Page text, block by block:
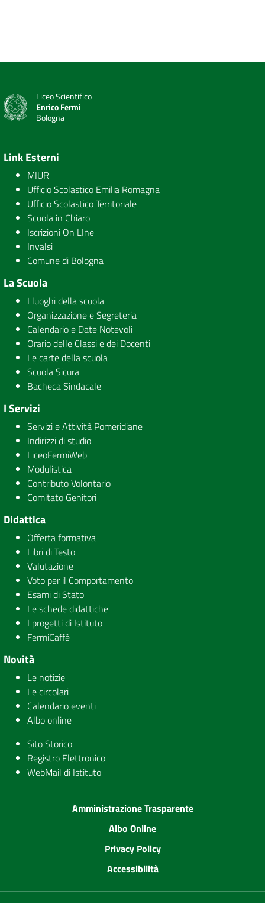
Liceo Scientifico
Enrico Fermi
Bologna
Link Esterni
MIUR
Ufficio Scolastico Emilia Romagna
Ufficio Scolastico Territoriale
Scuola in Chiaro
Iscrizioni On LIne
Invalsi
Comune di Bologna
La Scuola
I luoghi della scuola
Organizzazione e Segreteria
Calendario e Date Notevoli
Orario delle Classi e dei Docenti
Le carte della scuola
Scuola Sicura
Bacheca Sindacale
I Servizi
Servizi e Attività Pomeridiane
Indirizzi di studio
LiceoFermiWeb
Modulistica
Contributo Volontario
Comitato Genitori
Didattica
Offerta formativa
Libri di Testo
Valutazione
Voto per il Comportamento
Esami di Stato
Le schede didattiche
I progetti di Istituto
FermiCaffè
Novità
Le notizie
Le circolari
Calendario eventi
Albo online
Sito Storico
Registro Elettronico
WebMail di Istituto
Amministrazione Trasparente
Albo Online
Privacy Policy
Accessibilità